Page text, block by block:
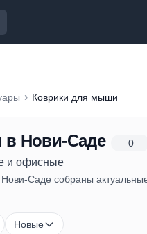
› Коврики для мыши
в Нови-Саде 0
и офисные
Саде собраны
Новые